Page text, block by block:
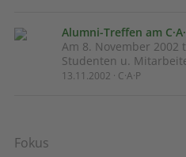
Fokus
Alumni-Treffen am
Am 8. November
Studenten u.
13.11.2002 · C·A·P